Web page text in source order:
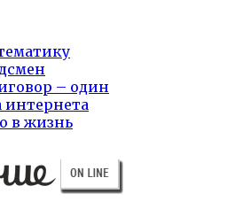
– один
интернета
в жизнь